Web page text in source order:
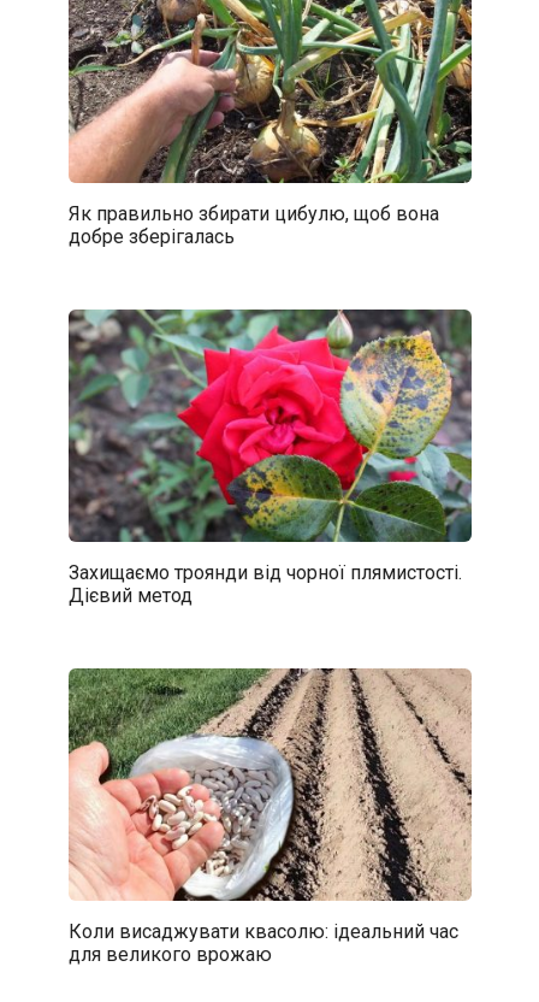
Як правильно збирати цибулю, щоб вона
добре зберігалась
Захищаємо троянди від чорної плямистості.
Дієвий метод
Коли висаджувати квасолю: ідеальний час
для великого врожаю